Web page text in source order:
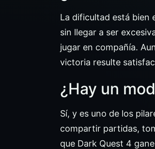
La dificultad está bien
sin llegar a ser
jugar en compañía.
victoria resulte
¿Hay un
Sí, y es uno de los
compartir partidas,
que Dark Quest 4